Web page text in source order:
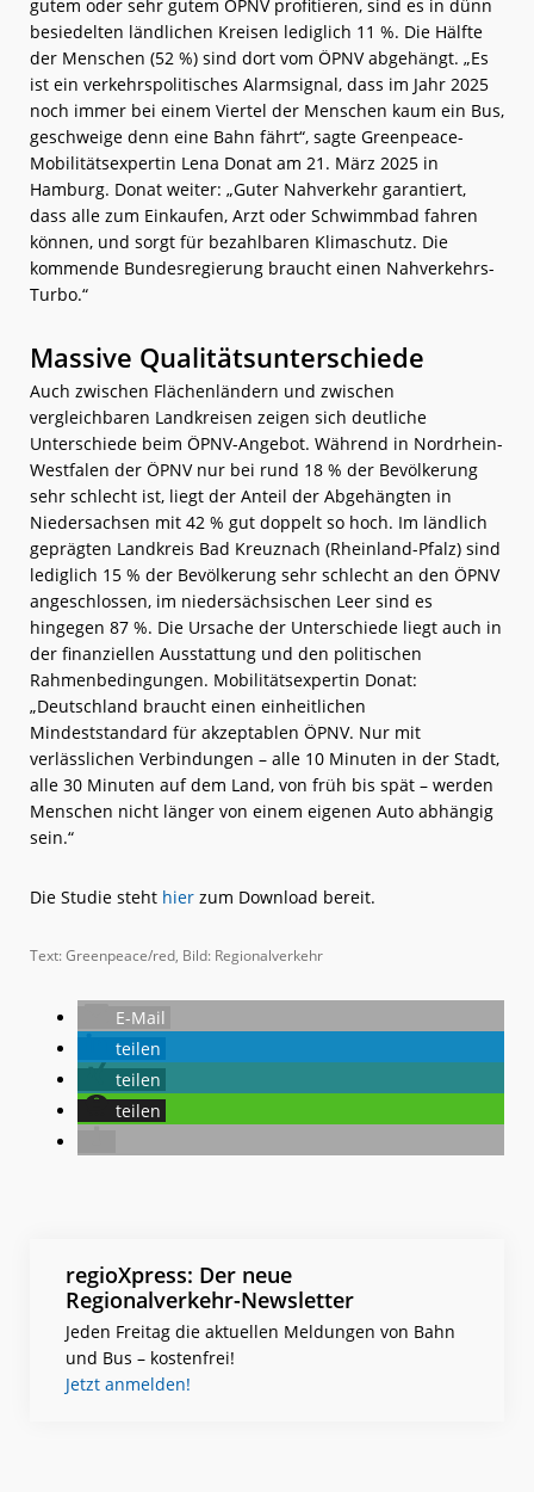
gutem oder sehr gutem ÖPNV profitieren, sind es in dünn
besiedelten ländlichen Kreisen lediglich 11 %. Die Hälfte
der Menschen (52 %) sind dort vom ÖPNV abgehängt. „Es
ist ein verkehrspolitisches Alarmsignal, dass im Jahr 2025
noch immer bei einem Viertel der Menschen kaum ein Bus,
geschweige denn eine Bahn fährt“, sagte Greenpeace-
Mobilitätsexpertin Lena Donat am 21. März 2025 in
Hamburg. Donat weiter: „Guter Nahverkehr garantiert,
dass alle zum Einkaufen, Arzt oder Schwimmbad fahren
können, und sorgt für bezahlbaren Klimaschutz. Die
kommende Bundesregierung braucht einen Nahverkehrs-
Turbo.“
Massive Qualitätsunterschiede
Auch zwischen Flächenländern und zwischen
vergleichbaren Landkreisen zeigen sich deutliche
Unterschiede beim ÖPNV-Angebot. Während in Nordrhein-
Westfalen der ÖPNV nur bei rund 18 % der Bevölkerung
sehr schlecht ist, liegt der Anteil der Abgehängten in
Niedersachsen mit 42 % gut doppelt so hoch. Im ländlich
geprägten Landkreis Bad Kreuznach (Rheinland-Pfalz) sind
lediglich 15 % der Bevölkerung sehr schlecht an den ÖPNV
angeschlossen, im niedersächsischen Leer sind es
hingegen 87 %. Die Ursache der Unterschiede liegt auch in
der finanziellen Ausstattung und den politischen
Rahmenbedingungen. Mobilitätsexpertin Donat:
„Deutschland braucht einen einheitlichen
Mindeststandard für akzeptablen ÖPNV. Nur mit
verlässlichen Verbindungen – alle 10 Minuten in der Stadt,
alle 30 Minuten auf dem Land, von früh bis spät – werden
Menschen nicht länger von einem eigenen Auto abhängig
sein.“
Die Studie steht hier zum Download bereit.
Text: Greenpeace/red, Bild: Regionalverkehr
E-Mail
teilen
teilen
teilen
regioXpress: Der neue
Regionalverkehr-Newsletter
Jeden Freitag die aktuellen Meldungen von Bahn
und Bus – kostenfrei!
Jetzt anmelden!